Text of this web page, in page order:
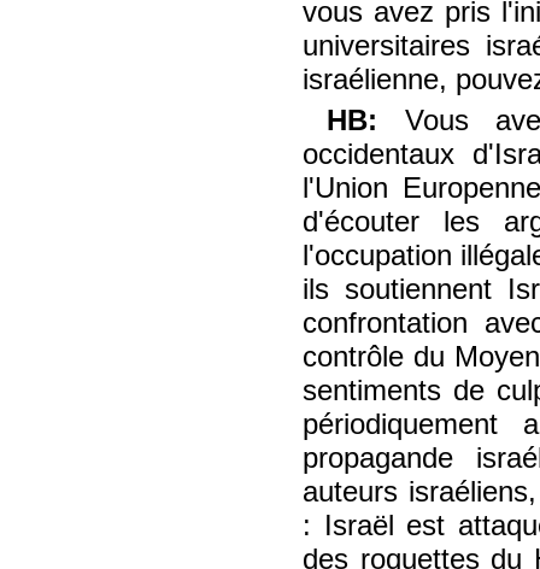
vous avez pris
universitaires
israélienne,
HB: Vous
occidentaux
l'Union
d'écouter les
l'occupation
ils soutiennent
confrontation
contrôle du
sentiments de
propagande
auteurs
: Israël est
des roquettes du